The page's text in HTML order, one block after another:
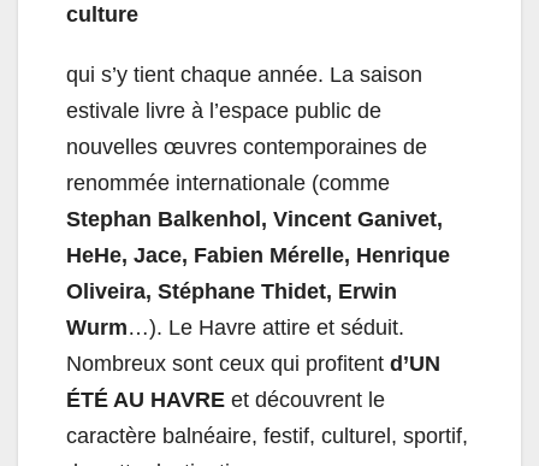
culture
qui s’y tient chaque année. La saison
estivale livre à l’espace public de
nouvelles œuvres contemporaines de
renommée internationale (comme
Stephan Balkenhol, Vincent Ganivet,
HeHe, Jace, Fabien Mérelle, Henrique
Oliveira, Stéphane Thidet, Erwin
Wurm…). Le Havre attire et séduit.
Nombreux sont ceux qui profitent d’UN
ÉTÉ AU HAVRE et découvrent le
caractère balnéaire, festif, culturel, sportif,